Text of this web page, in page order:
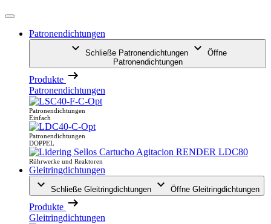
Patronendichtungen
Schließe Patronendichtungen
Öffne
Patronendichtungen
Produkte
Patronendichtungen
Patronendichtungen
Einfach
Patronendichtungen
DOPPEL
Rührwerke und Reaktoren
Gleitringdichtungen
Schließe Gleitringdichtungen Öffne Gleitringdichtungen
Produkte
Gleitringdichtungen